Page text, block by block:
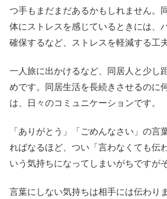
つ手もまだまだあるかもしれません。
体にストレスを感じているときには、
確保するなど、ストレスを軽減する工
一人旅に出かけるなど、同居人と少し
めです。同居生活を長続きさせるのに
は、日々のコミュニケーションです。
「ありがとう」「ごめんなさい」の言
ればなるほど、つい「言わなくても伝
いう気持ちになってしまいがちですが
言葉にしない気持ちは相手には伝わり